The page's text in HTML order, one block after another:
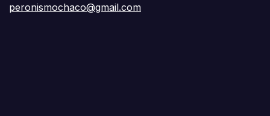
peronismochaco@gmail.com